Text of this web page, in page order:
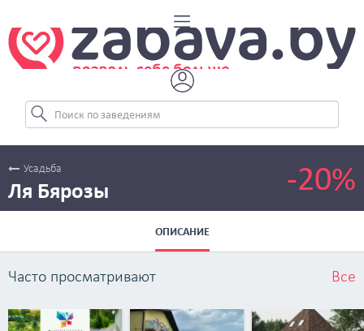
Усадьба
Ля Бярозы -20%
ОПИСАНИЕ
Часто просматривают Все